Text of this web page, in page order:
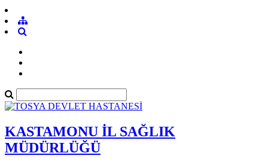
KASTAMONU İL SAĞLIK
MÜDÜRLÜĞÜ